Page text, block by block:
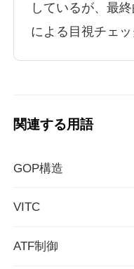
しているが、最
による目視チェ
関連する用語
GOP構造
VITC
ATF制御